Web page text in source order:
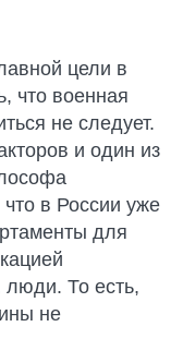
цели в
что военная
не следует.
и один из
в России уже
для
люди. То есть,
не